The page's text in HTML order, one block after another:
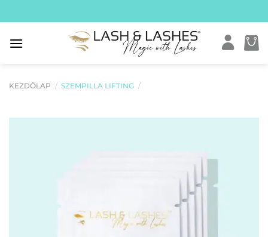
to
content
KEZDŐLAP / SZEMPILLA LIFTING /